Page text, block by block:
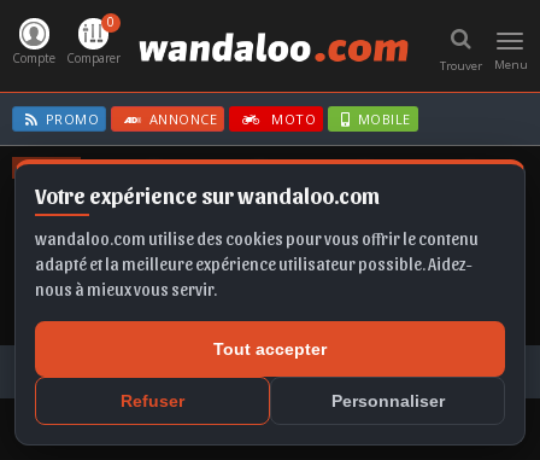
Votre expérience sur wandaloo.com
wandaloo.com utilise des cookies pour vous offrir le contenu
adapté et la meilleure expérience utilisateur possible. Aidez-
nous à mieux vous servir.
Tout accepter
Refuser Personnaliser
Menu
Trouver
Compte
0
Comparer
PROMO ANNONCE MOTO MOBILE
OFFRES
MOKKA KAMIQ SPORTAGE
Voiture Occasion Maroc
Toutes les annonces
Acheter voiture occasion au Maroc